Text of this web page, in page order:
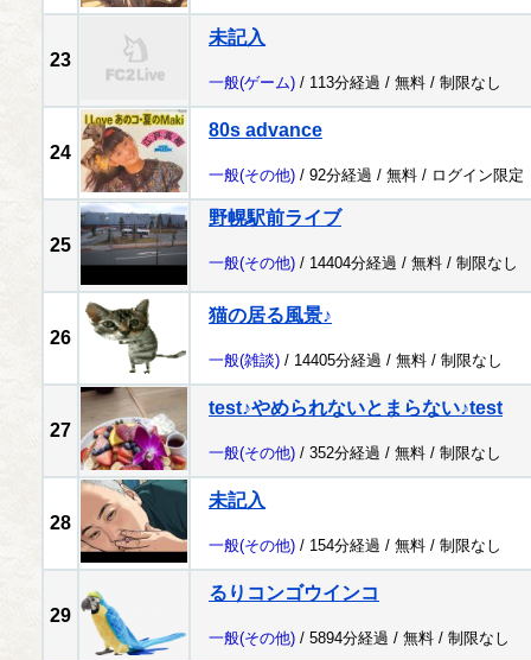
23
未記入
一般(ゲーム) / 113分経過 / 無料 / 制限なし
24
80s advance
一般(その他) / 92分経過 / 無料 / ログイン限定
25
野幌駅前ライブ
一般(その他) / 14404分経過 / 無料 / 制限なし
26
猫の居る風景♪
一般(雑談) / 14405分経過 / 無料 / 制限なし
27
test♪やめられないとまらない♪test
一般(その他) / 352分経過 / 無料 / 制限なし
28
未記入
一般(その他) / 154分経過 / 無料 / 制限なし
29
るりコンゴウインコ
一般(その他) / 5894分経過 / 無料 / 制限なし